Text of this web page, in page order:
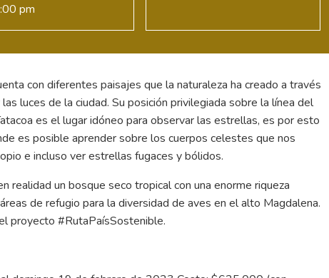
pm
con diferentes paisajes que la naturaleza ha creado a través
luces de la ciudad. Su posición privilegiada sobre la línea del
es el lugar idóneo para observar las estrellas, es por esto
es posible aprender sobre los cuerpos celestes que nos
e incluso ver estrellas fugaces y bólidos.
realidad un bosque seco tropical con una enorme riqueza
de refugio para la diversidad de aves en el alto Magdalena.
proyecto #RutaPaísSostenible.